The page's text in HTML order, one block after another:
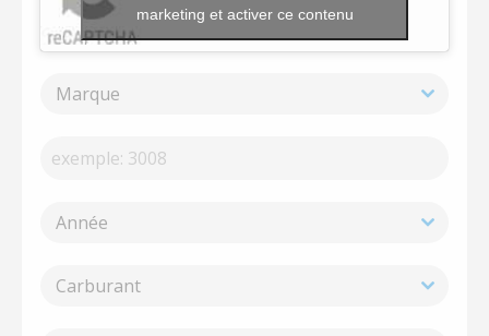
marketing et activer ce contenu
Marque
Année
Carburant